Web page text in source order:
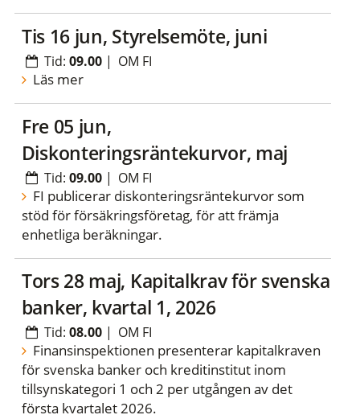
tis 16 jun, Styrelsemöte, juni
Tid:09.00 | OM FI
Läs mer
fre 05 jun,
Diskonteringsräntekurvor, maj
Tid:09.00 | OM FI
FI publicerar diskonteringsräntekurvor som
stöd för försäkringsföretag, för att främja
enhetliga beräkningar.
tors 28 maj, Kapitalkrav för svenska
banker, kvartal 1, 2026
Tid:08.00 | OM FI
Finansinspektionen presenterar kapitalkraven
för svenska banker och kreditinstitut inom
tillsynskategori 1 och 2 per utgången av det
första kvartalet 2026.